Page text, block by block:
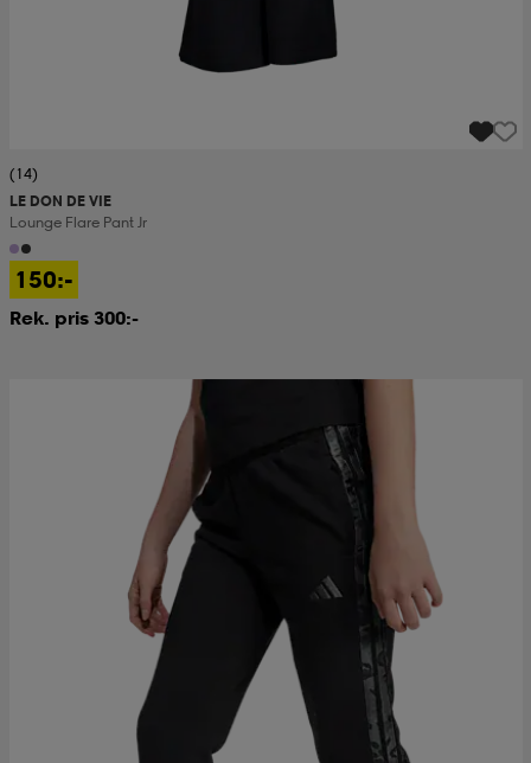
(14)
LE DON DE VIE
Lounge Flare Pant Jr
150:-
Rek. pris 300:-